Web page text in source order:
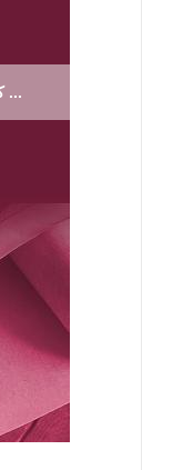
كتب : ثقافة، شعر ، موسيقى ...